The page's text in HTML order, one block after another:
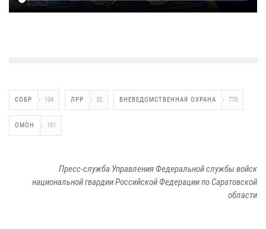
СОБР 104 ЛРР 32 ВНЕВЕДОМСТВЕННАЯ ОХРАНА 770
ОМОН 151
Пресс-служба Управления Федеральной службы войск
национальной гвардии Российской Федерации по Саратовской
области